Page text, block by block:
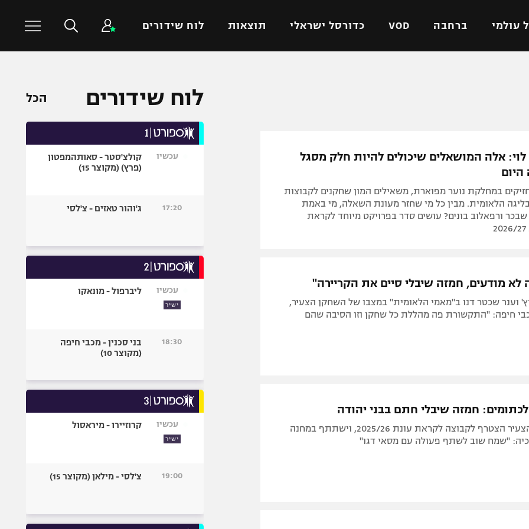
עולמי ברחבה VOD כדורסל ישראלי תוצאות לוח שידורים
ישראל
באר שבע
ליגה איטלקית
ליגה צרפתית
ליגות נוספות
מכבי תל אביב
הפועל ירושלים
דני אבדיה
כדורסל עולמי
כדורעף
שחייה
היאבקות WWE
ספורט מוטורי
בייסבול MLB
גיימינג E-Sports
לוי: אלה המושאלים שיכולים להיות חלק מסגל
היום
במחלקת נוער מפוארת, משאילים המון שחקנים לקבוצות
הלאומית. מבין כל מי שחזר מעונת השאלה, מי באמת
ורפאלוב בונים? עושים סדר בפרויקט מיוחד לקראת
לא מודעים, חמזה שיבלי סיים את הקריירה"
וענר שכטר דנו ב"מאמי הלאומית" במצבו של השחקן הצעיר,
חיפה: "התקשורת פה מהללת כל שחקן וזו הסיבה שהם
חמזה שיבלי חתם בבני יהודה
שחקן הכנף הצעיר הצטרף לקבוצה לקראת עונת 2025/26, וישתתף במחנה
"שמח שוב לשתף פעולה עם מסאי דגו"
לוח שידורים הכל
עכשיו
קולצ'סטר - סאותהמפטון
(פרץ) (מקוצר 15)
17:20 ג'והור טאזים - צ'לסי
עכשיו
ישיר
ליברפול - מונאקו
18:30
בני סכנין - מכבי חיפה
(מקוצר 10)
עכשיו
ישיר
קרוזיירו - מיראסול
19:00 צ'לסי - מילאן (מקוצר 15)